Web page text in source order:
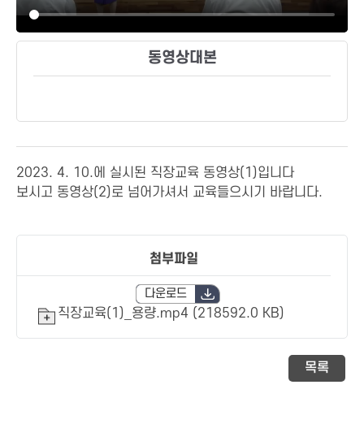
동영상대본
2023. 4. 10.에 실시된 직장교육 동영상(1)입니다
보시고 동영상(2)로 넘어가셔서 교육들으시기 바랍니다.
첨부파일
다운로드
직장교육(1)_용량.mp4 (218592.0 KB)
목록